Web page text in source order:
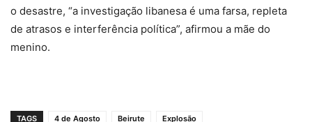
o desastre, “a investigação libanesa é uma farsa, repleta
de atrasos e interferência política”, afirmou a mãe do
menino.
TAGS 4 de Agosto Beirute Explosão